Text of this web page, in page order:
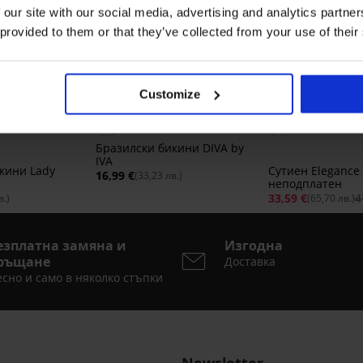
site with our social media, advertising and analytics
to them or that they’ve collected from your use of
Customize
Lady
3+1 БЕЗПЛАТНО
Bestseller
Бразилски бикини DIVA by
IVA
16,99 €(33,23 лв.)
Сутиен Elegancе
неподплатен
33,59 €(65,70 лв.)
замяна и
и само в няколко стъпки
Изгодна
Доставка